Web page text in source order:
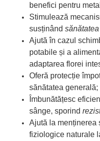
benefici pentru
Stimulează
susținând
Ajută în cazul
potabile și a
adaptarea florei
Oferă protecție
sănătatea generală;
Îmbunătățesc
sânge, sporind
Ajută la menținerea
fiziologice naturale